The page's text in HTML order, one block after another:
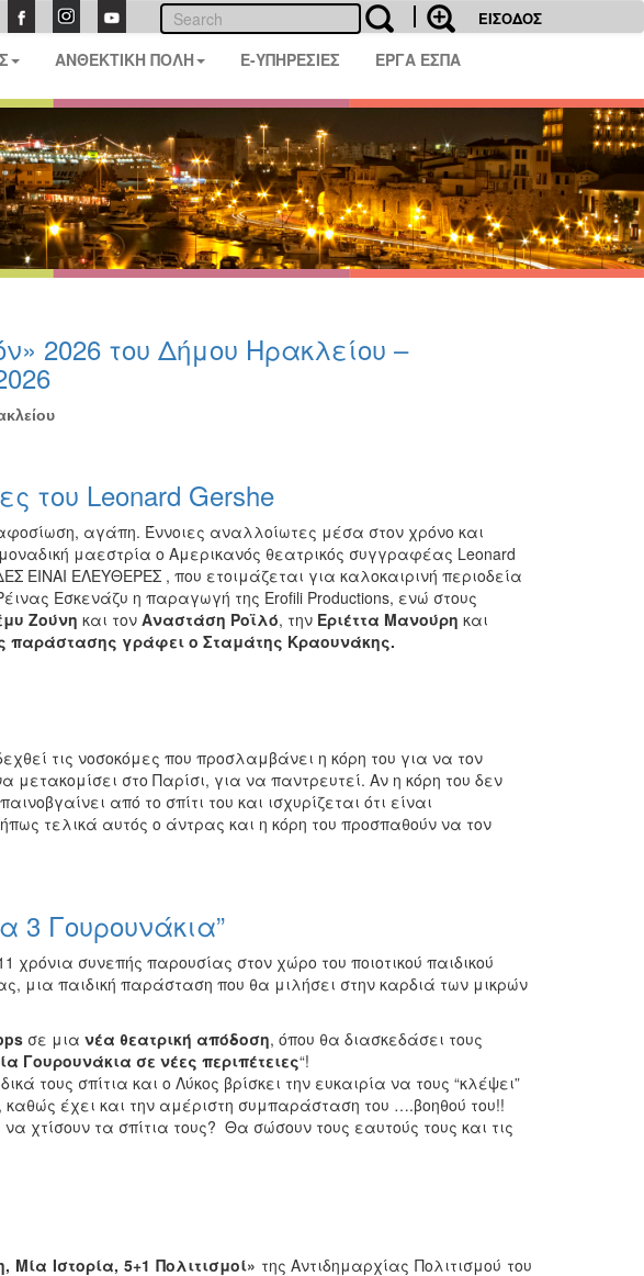
ΕΙΣΟΔΟΣ
ΑΝΘΕΚΤΙΚΗ ΠΟΛΗ E-ΥΠΗΡΕΣΙΕΣ ΕΡΓΑ ΕΣΠΑ
2026 του Δήμου Ηρακλείου –
του Leonard Gershe
αγάπη. Έννοιες αναλλοίωτες μέσα στον χρόνο και
μαεστρία ο Αμερικανός θεατρικός συγγραφέας Leonard
ΕΙΝΑΙ ΕΛΕΥΘΕΡΕΣ , που ετοιμάζεται για καλοκαιρινή περιοδεία
Εσκενάζυ η παραγωγή της Erofili Productions, ενώ στους
Ζούνη και τον Αναστάση Ροϊλό, την Εριέττα Μανούρη και
παράστασης γράφει ο Σταμάτης Κραουνάκης.
τις νοσοκόμες που προσλαμβάνει η κόρη του για να τον
μετακομίσει στο Παρίσι, για να παντρευτεί. Αν η κόρη του δεν
από το σπίτι του και ισχυρίζεται ότι είναι
τελικά αυτός ο άντρας και η κόρη του προσπαθούν να τον
3 Γουρουνάκια”
συνεπής παρουσίας στον χώρο του ποιοτικού παιδικού
μια παιδική παράσταση που θα μιλήσει στην καρδιά των μικρών
σε μια νέα θεατρική απόδοση, όπου θα διασκεδάσει τους
Γουρουνάκια σε νέες περιπέτειες“!
τους σπίτια και ο Λύκος βρίσκει την ευκαιρία να τους “κλέψει”
έχει και την αμέριστη συμπαράσταση του ….βοηθού του!!
χτίσουν τα σπίτια τους? Θα σώσουν τους εαυτούς τους και τις
Μία Ιστορία, 5+1 Πολιτισμοί» της Αντιδημαρχίας Πολιτισμού του